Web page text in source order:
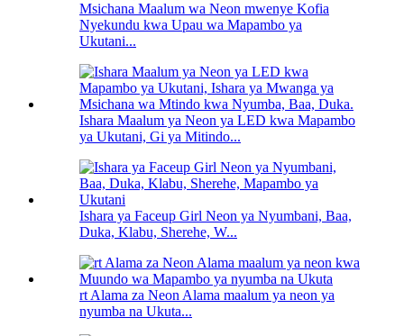
Msichana Maalum wa Neon mwenye Kofia
Nyekundu kwa Upau wa Mapambo ya
Ukutani...
Ishara Maalum ya Neon ya LED kwa Mapambo
ya Ukutani, Gi ya Mitindo...
Ishara ya Faceup Girl Neon ya Nyumbani, Baa,
Duka, Klabu, Sherehe, W...
rt Alama za Neon Alama maalum ya neon ya
nyumba na Ukuta...